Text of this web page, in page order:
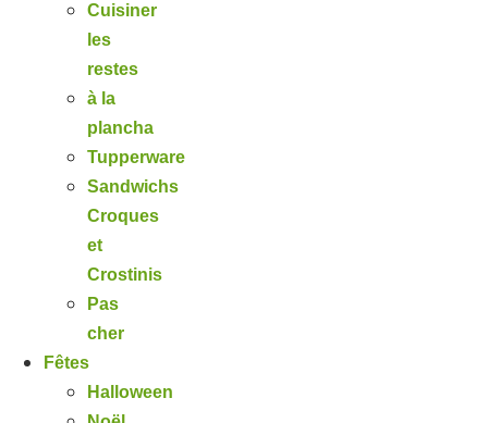
Cuisiner
les
restes
à la
plancha
Tupperware
Sandwichs
Croques
et
Crostinis
Pas
cher
Fêtes
Halloween